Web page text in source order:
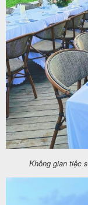
Nhơn
Tourist
Cảm
nhận
khách
hàng
Không gian tiệc